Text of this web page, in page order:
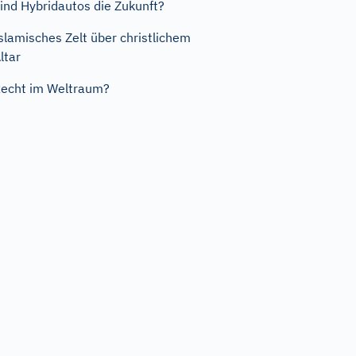
Hybridautos die Zukunft?
Zelt über christlichem
im Weltraum?